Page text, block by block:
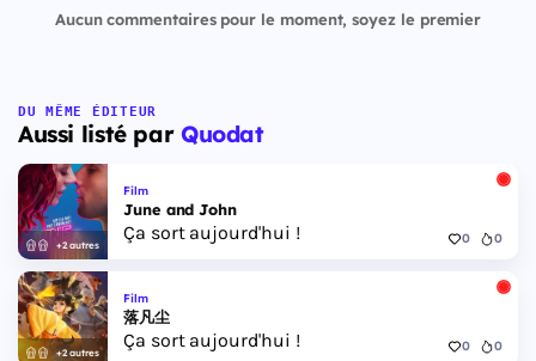
Aucun commentaires pour le moment, soyez le premier
DU MÊME ÉDITEUR
Aussi listé par Quodat
+2 autres
Film
June and John
Ça sort aujourd'hui ! 0 0
+2 autres
Film
落凡尘
Ça sort aujourd'hui ! 0 0